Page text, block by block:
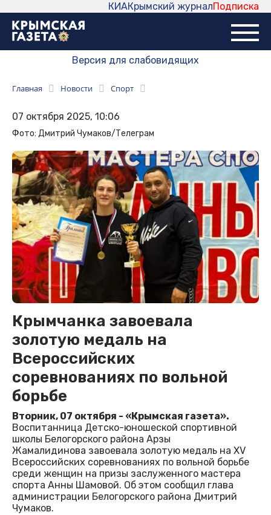
Подписка
Крымский журнал
КИА
Версия для слабовидящих
Главная Новости Спорт
07 октября 2025, 10:06
Фото: Дмитрий Чумаков/Телеграм
Крымчанка завоевала
золотую медаль на
Всероссийских
соревнованиях по вольной
борьбе
Вторник, 07 октября - «Крымская газета».
Воспитанница Детско-юношеской спортивной
школы Белогорского района Арзы
Жамалидинова завоевала золотую медаль на XV
Всероссийских соревнованиях по вольной борьбе
среди женщин на призы заслуженного мастера
спорта Анны Шамовой. Об этом сообщил глава
администрации Белогорского района Дмитрий
Чумаков.